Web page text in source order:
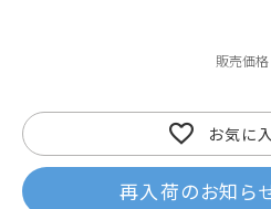
販売価格
お気に
再入荷のお知ら